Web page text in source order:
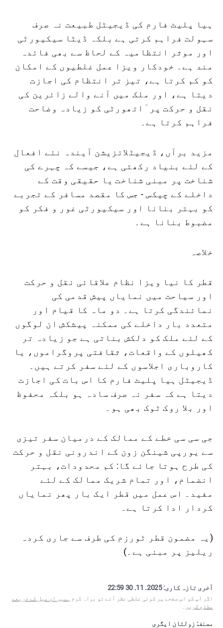
ہیا پلیٹ فارم کی ڈیجیٹل طبیعت نہ صرف
سہولت فراہم کرتی ہے بلکہ ڈیٹا سیکیورٹی
اور موثر انتظامیہ کے لحاظ سے بھی فائدہ
مند ہے۔ خودکار ویزا عمل غلطیوں کے امکان
کو کم کرتا ہے، تیز تر انتظام کی اجازت
دیتا ہے، اور ملک میں آنے والے زائرین کی
نقل و حرکت پر ٓاتھورٹی کو زیادہ وضاحت
فراہم کرتا ہے۔
مزید برآں، ڈیجیٹلائزیشن آیندہ نئے افعال
کے لئے بنیاد رکھتی ہے، جیسے کہ چہرے کی
شناخت پر مبنی شناخت یا حقیقی وقت کے
داخلے کے چیکس - جس کا مقصد مسافر کے تجربے
کو بہتر بنانا اور سیکیورٹی غور و فکر کو
مضبوط بنانا ہے۔
خلاصہ
قطر کا نیا ویزا نظام علاقائی نقل و حرکت
اور سیاحت میں نمایاں پیش قدمی کی
نمائندگی کرتا ہے۔ دو ماہ کا قیام اور
متعدد بار داخلے کی ممکنہ پیشکش ان لوگوں
کے لئے ملک کو دلکش بناتی ہے جو زیادہ تر
کھیلوں کے واقعات، ثقافتی پروگراموں، یا
کاروباری اجلاسوں کے لئے سفر کرتے ہیں۔
ڈیجیٹل ہیا پلیٹ فارم کا اس بات کی اجازت
دیتا ہے کہ سفر نہ صرف سادہ ہو بلکہ محفوظ
اور بلا روک ٹوک بھی ہو۔
جی سی سی خطے کے ممالک کے درمیان سفر تیزی
سے یورپی شینگن زون کے اندرونی نقل و حرکت
کی طرح ہوتا جائے گا: کم محدودات، بہتر
انضمام، اور تمام شریک ممالک کے لئے
مفید۔ اس عمل میں قطر ایک بار پھر نمایاں
کردار ادا کرتا ہے۔
(یہ مضمون قطر ٹورزم کی طرف سے جاری کردہ
ریلیز پر مبنی ہے۔)
آخری تازہ کاری:2025. 11. 30 22:59
اگر آپ کو اس صفحے پر کوئی غلطی نظر آئے تو براہ کرم ہمیں ای میل کے ذریعے
مطلع کریں ۔
مصنف: زولتان ایگری